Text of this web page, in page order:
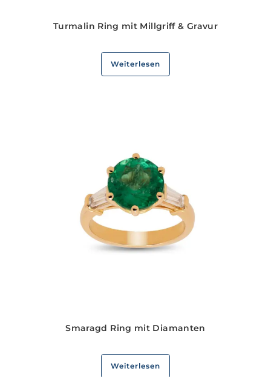
Turmalin Ring mit Millgriff & Gravur
Weiterlesen
Smaragd Ring mit Diamanten
Weiterlesen